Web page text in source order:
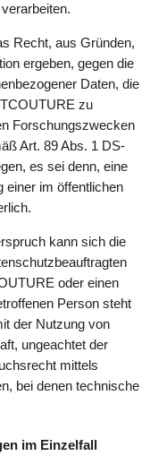
Recht, aus Gründen,
ergeben, gegen die
Daten, die
zu
Forschungszwecken
Art. 89 Abs. 1 DS-
es sei denn, eine
einer im öffentlichen
kann sich die
oder einen
Person steht
der Nutzung von
ungeachtet der
mittels
bei denen technische
im Einzelfall